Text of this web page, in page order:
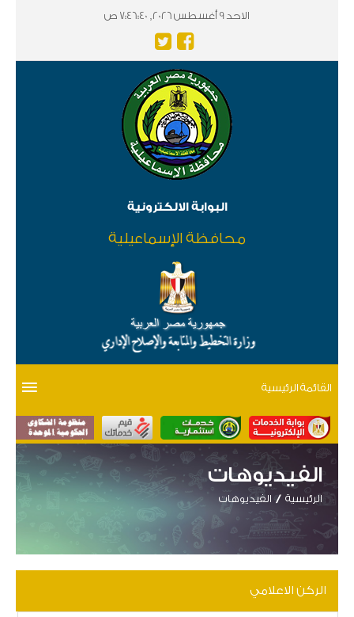
الاحد 9 أغسطس 2026, 7:46:42 ص
البوابة الالكترونية
محافظة الإسماعيلية
القائمة الرئيسية
الفيديوهات
الرئيسية الفيديوهات
الركن الاعلامي